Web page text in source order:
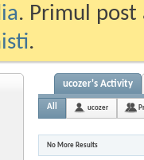
. Primul
.
ucozer's Activity
All ucozer
No More Results